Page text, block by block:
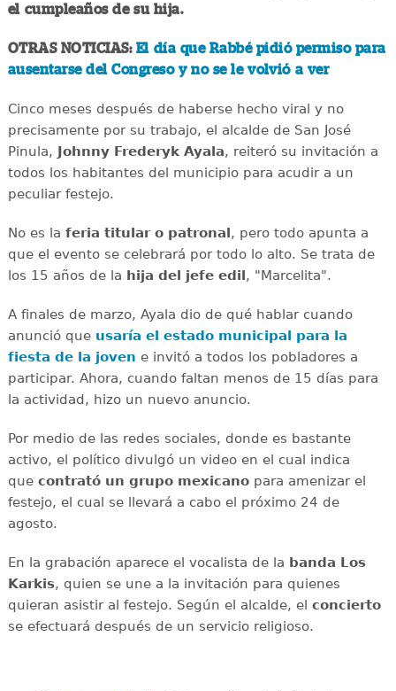
el cumpleaños de su hija.
OTRAS NOTICIAS: El día que Rabbé pidió permiso para
ausentarse del Congreso y no se le volvió a ver
Cinco meses después de haberse hecho viral y no
precisamente por su trabajo, el alcalde de San José
Pinula, Johnny Frederyk Ayala, reiteró su invitación a
todos los habitantes del municipio para acudir a un
peculiar festejo.
No es la feria titular o patronal, pero todo apunta a
que el evento se celebrará por todo lo alto. Se trata de
los 15 años de la hija del jefe edil, "Marcelita".
A finales de marzo, Ayala dio de qué hablar cuando
anunció que usaría el estado municipal para la
fiesta de la joven e invitó a todos los pobladores a
participar. Ahora, cuando faltan menos de 15 días para
la actividad, hizo un nuevo anuncio.
Por medio de las redes sociales, donde es bastante
activo, el político divulgó un video en el cual indica
que contrató un grupo mexicanopara amenizar el
festejo, el cual se llevará a cabo el próximo 24 de
agosto.
En la grabación aparece el vocalista de la banda Los
Karkis, quien se une a la invitación para quienes
quieran asistir al festejo. Según el alcalde, el concierto
se efectuará después de un servicio religioso.